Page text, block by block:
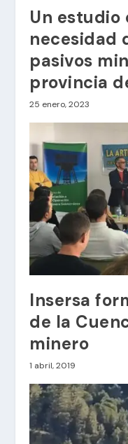
Un estudio
necesidad
pasivos
provincia
25 enero, 2023
Insersa
de la
minero
1 abril, 2019